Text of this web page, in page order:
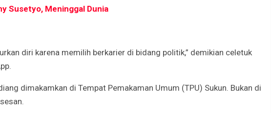
Susetyo, Meninggal Dunia
diri karena memilih berkarier di bidang politik,” demikian celetuk
dimakamkan di Tempat Pemakaman Umum (TPU) Sukun. Bukan di